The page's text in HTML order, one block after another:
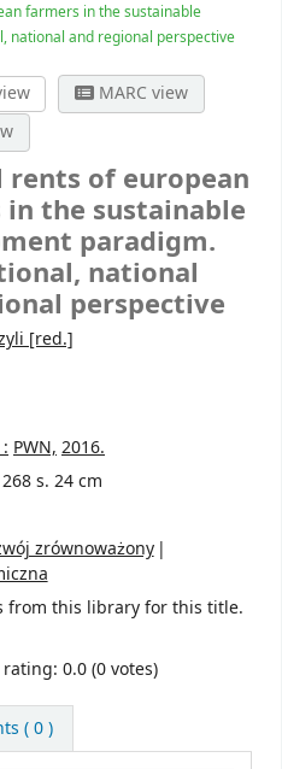
farmers in the sustainable
national and regional perspective
MARC view
rents of european
the sustainable
paradigm.
national
perspective
[red.]
PWN, 2016.
s. 24 cm
zrównoważony
from this library for this title.
0.0 (0 votes)
( 0 )